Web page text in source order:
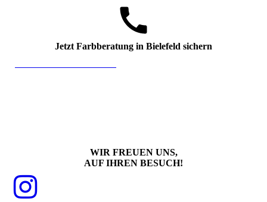
Jetzt Farbberatung in Bielefeld sichern
WIR FREUEN UNS,
AUF IHREN BESUCH!